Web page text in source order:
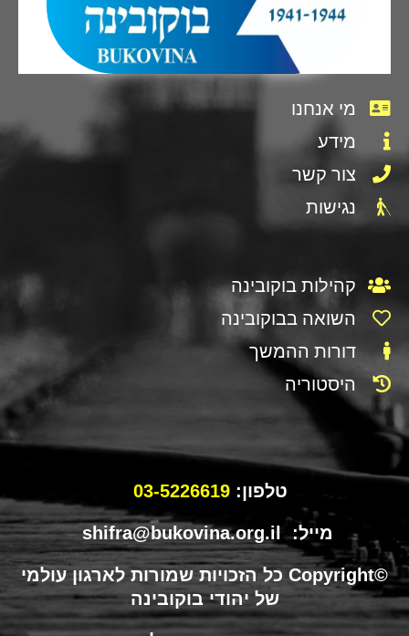
מי אנחנו
מידע
צור קשר
נגישות
קהילות בוקובינה
השואה בבוקובינה
דורות ההמשך
היסטוריה
טלפון:03-5226619
מייל: shifra@bukovina.org.il
©Copyright כל הזכויות שמורות לארגון עולמי
של יהודי בוקובינה